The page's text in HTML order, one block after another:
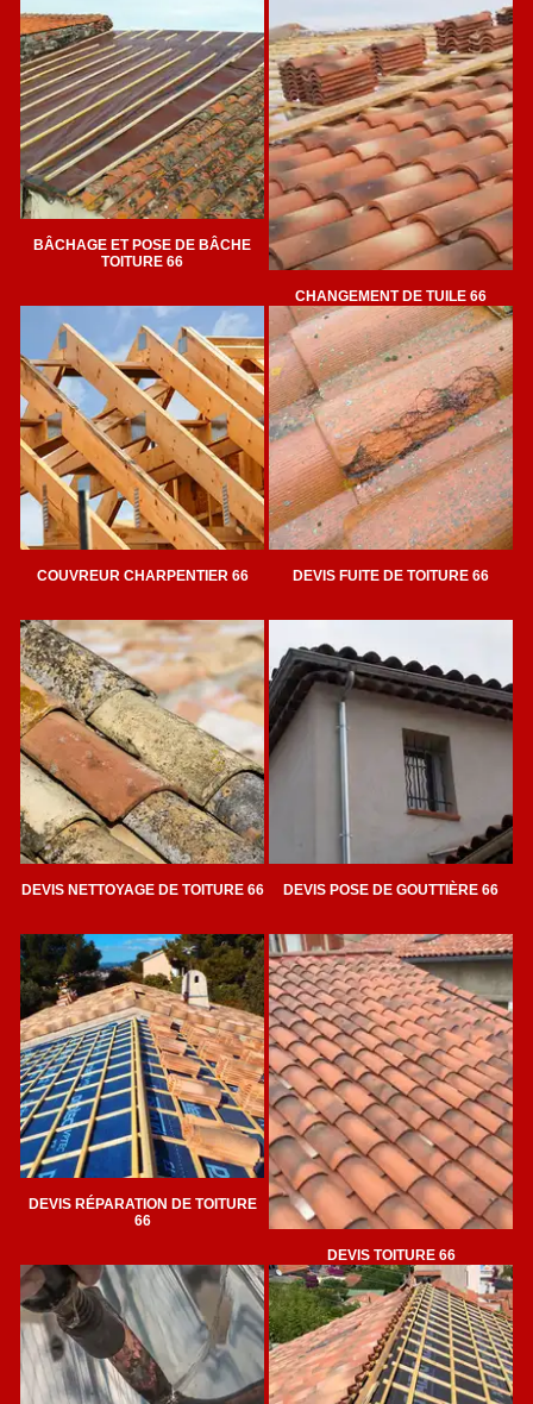
BÂCHAGE ET POSE DE BÂCHE
TOITURE 66
CHANGEMENT DE TUILE 66
COUVREUR CHARPENTIER 66 DEVIS FUITE DE TOITURE 66
DEVIS NETTOYAGE DE TOITURE 66 DEVIS POSE DE GOUTTIÈRE 66
DEVIS RÉPARATION DE TOITURE
66
DEVIS TOITURE 66